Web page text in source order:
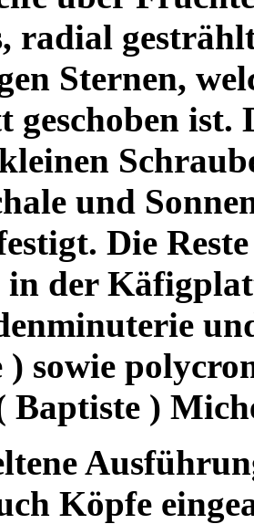
radial
Sternen,
ist.
und
Die
in der
) sowie
Baptiste )
Köpfe